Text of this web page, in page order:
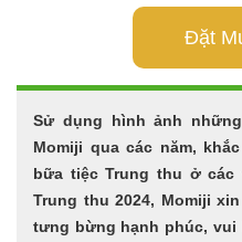
Đặt
Sử dụng hình ảnh
Momiji qua các năm,
bữa tiệc Trung thu ở các
Trung thu 2024, Momiji
tưng bừng hạnh phúc, vui